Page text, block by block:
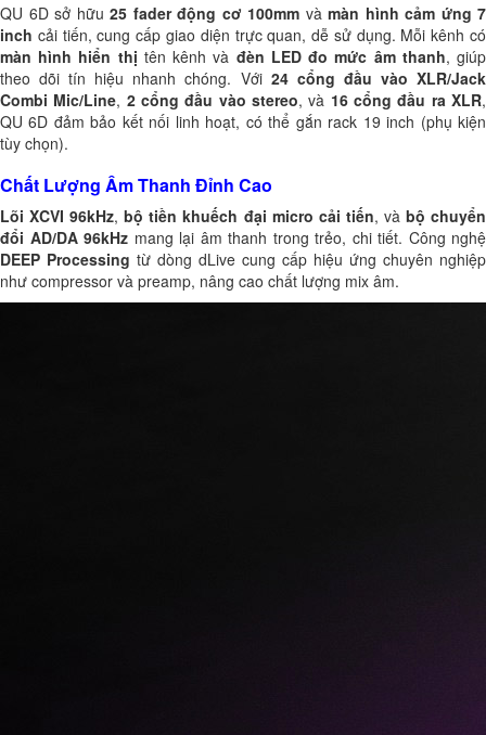
QU 6D sở hữu 25 fader động cơ 100mm và màn hình cảm ứng 7
inch cải tiến, cung cấp giao diện trực quan, dễ sử dụng. Mỗi kênh có
màn hình hiển thị tên kênh và đèn LED đo mức âm thanh, giúp
theo dõi tín hiệu nhanh chóng. Với 24 cổng đầu vào XLR/Jack
Combi Mic/Line, 2 cổng đầu vào stereo, và 16 cổng đầu ra XLR,
QU 6D đảm bảo kết nối linh hoạt, có thể gắn rack 19 inch (phụ kiện
tùy chọn).
Chất Lượng Âm Thanh Đỉnh Cao
Lõi XCVI 96kHz,bộ tiền khuếch đại micro cải tiến, và bộ chuyển
đổi AD/DA 96kHz mang lại âm thanh trong trẻo, chi tiết. Công nghệ
DEEP Processing từ dòng dLive cung cấp hiệu ứng chuyên nghiệp
như compressor và preamp, nâng cao chất lượng mix âm.